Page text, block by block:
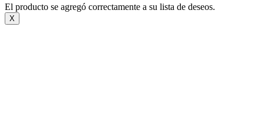
El producto se agregó correctamente a su lista de deseos.
X